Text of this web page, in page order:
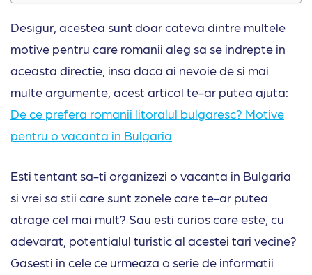
Desigur, acestea sunt doar cateva dintre multele
motive pentru care romanii aleg sa se indrepte in
aceasta directie, insa daca ai nevoie de si mai
multe argumente, acest articol te-ar putea ajuta:
De ce prefera romanii litoralul bulgaresc? Motive
pentru o vacanta in Bulgaria
Esti tentant sa-ti organizezi o vacanta in Bulgaria
si vrei sa stii care sunt zonele care te-ar putea
atrage cel mai mult? Sau esti curios care este, cu
adevarat, potentialul turistic al acestei tari vecine?
Gasesti in cele ce urmeaza o serie de informatii